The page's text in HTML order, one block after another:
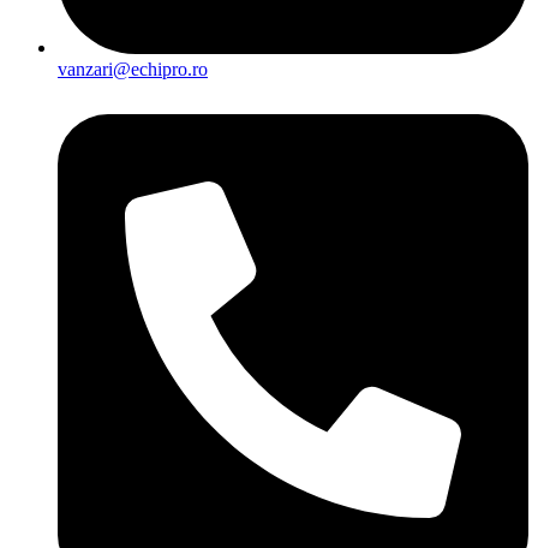
vanzari@echipro.ro